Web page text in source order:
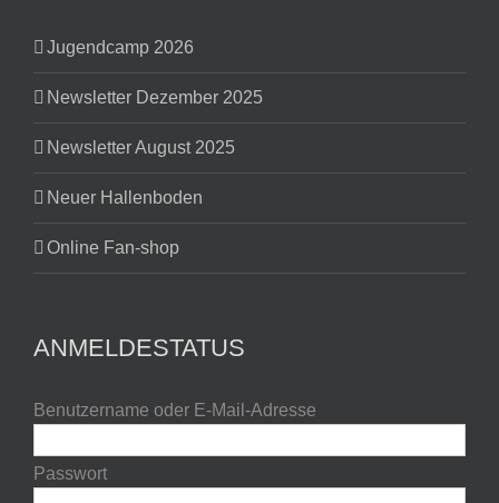
Jugendcamp 2026
Newsletter Dezember 2025
Newsletter August 2025
Neuer Hallenboden
Online Fan-shop
ANMELDESTATUS
Benutzername oder E-Mail-Adresse
Passwort